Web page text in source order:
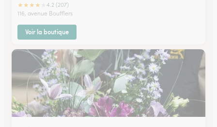
★★★★
4.2 (207)
116, avenue Boufflers
Voir la boutique